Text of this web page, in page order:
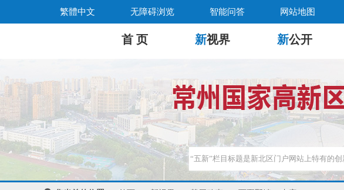
繁體中文 无障碍浏览 智能问答 网站地图
首 页 新视界 新公开